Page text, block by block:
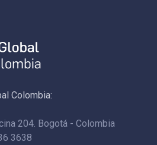
Colombia:
204. Bogotá - Colombia
3638